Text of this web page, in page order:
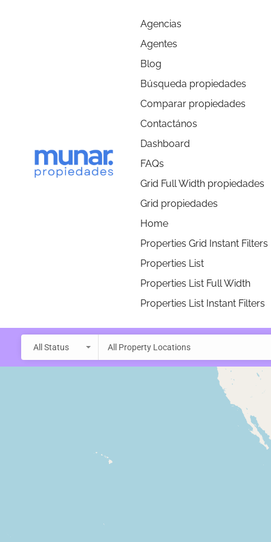
Agencias
Agentes
Blog
Búsqueda propiedades
Comparar propiedades
Contactános
Dashboard
FAQs
Grid Full Width propiedades
Grid propiedades
Home
Properties Grid Instant Filters
Properties List
Properties List Full Width
Properties List Instant Filters
All Status All Property Locations